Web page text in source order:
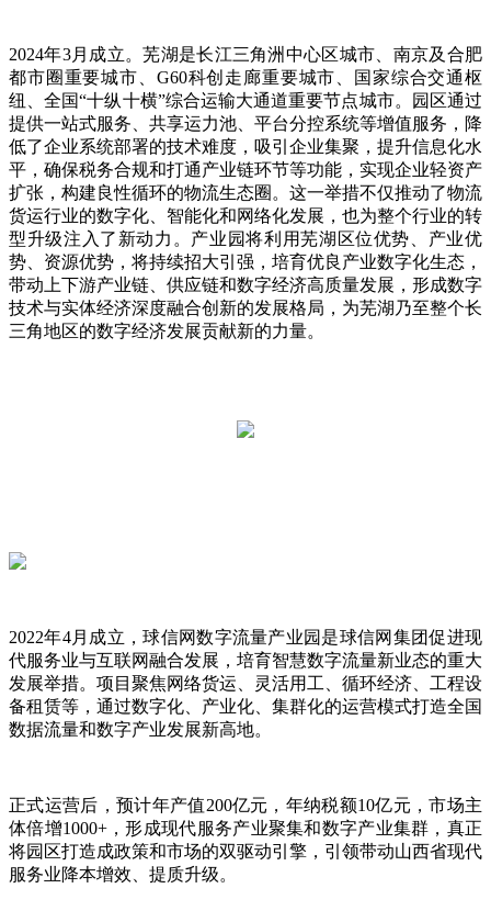
2024年3月成立。芜湖是长江三角洲中心区城市、南京及合肥
都市圈重要城市、G60科创走廊重要城市、国家综合交通枢
纽、全国“十纵十横”综合运输大通道重要节点城市。园区通过
提供一站式服务、共享运力池、平台分控系统等增值服务，降
低了企业系统部署的技术难度，吸引企业集聚，提升信息化水
平，确保税务合规和打通产业链环节等功能，实现企业轻资产
扩张，构建良性循环的物流生态圈。这一举措不仅推动了物流
货运行业的数字化、智能化和网络化发展，也为整个行业的转
型升级注入了新动力。产业园将利用芜湖区位优势、产业优
势、资源优势，将持续招大引强，培育优良产业数字化生态，
带动上下游产业链、供应链和数字经济高质量发展，形成数字
技术与实体经济深度融合创新的发展格局，为芜湖乃至整个长
三角地区的数字经济发展贡献新的力量。
2022年4月成立，球信网数字流量产业园是球信网集团促进现
代服务业与互联网融合发展，培育智慧数字流量新业态的重大
发展举措。项目聚焦网络货运、灵活用工、循环经济、工程设
备租赁等，通过数字化、产业化、集群化的运营模式打造全国
数据流量和数字产业发展新高地。
正式运营后，预计年产值200亿元，年纳税额10亿元，市场主
体倍增1000+，形成现代服务产业聚集和数字产业集群，真正
将园区打造成政策和市场的双驱动引擎，引领带动山西省现代
服务业降本增效、提质升级。